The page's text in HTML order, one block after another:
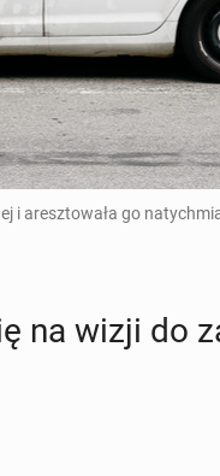
i aresztowała go
na wizji do